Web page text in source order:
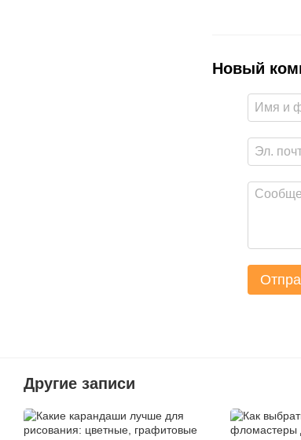
Новый
Другие записи